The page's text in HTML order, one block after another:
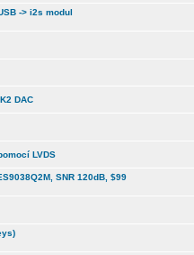
-> i2s modul
DAC
LVDS
SNR 120dB, $99